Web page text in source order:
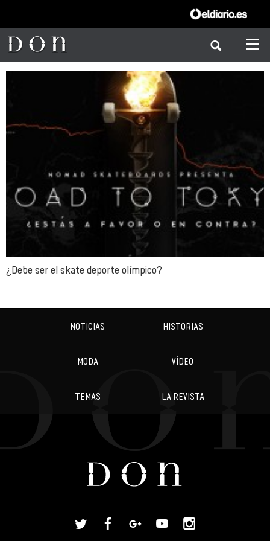
¿Debe ser el skate deporte olímpico?
NOTICIAS HISTORIAS
MODA VÍDEO
TEMAS LA REVISTA